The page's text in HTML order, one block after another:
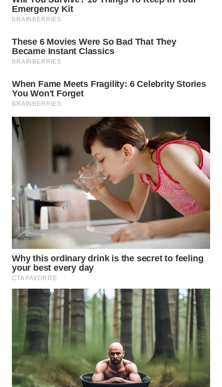
TOBA
NIAS
LANGKAT
WN
TAPANULI
WN
KARO
WN
SIMALUNGUN
WN
WN
TAPANULI
TENGAH
WN DELI
SERDANG